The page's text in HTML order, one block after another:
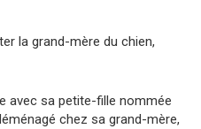
la grand-mère du chien,
avec sa petite-fille nommée
chez sa grand-mère,